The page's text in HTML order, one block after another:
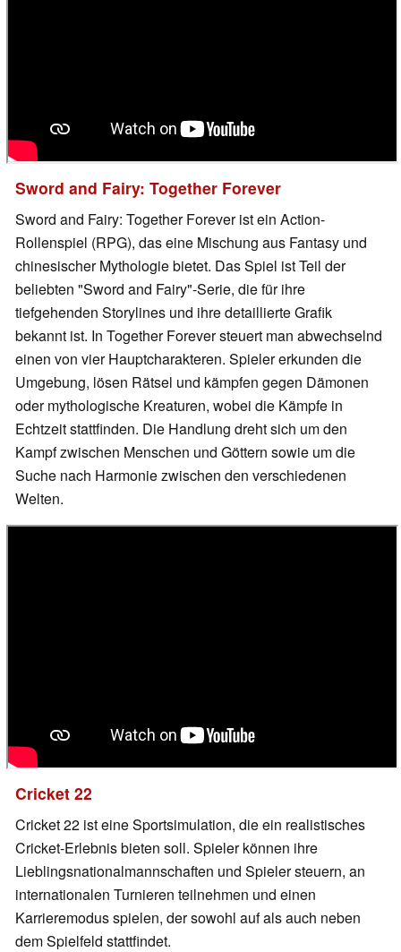
Sword and Fairy: Together Forever
Sword and Fairy: Together Forever ist ein Action-
Rollenspiel (RPG), das eine Mischung aus Fantasy und
chinesischer Mythologie bietet. Das Spiel ist Teil der
beliebten "Sword and Fairy"-Serie, die für ihre
tiefgehenden Storylines und ihre detaillierte Grafik
bekannt ist. In Together Forever steuert man abwechselnd
einen von vier Hauptcharakteren. Spieler erkunden die
Umgebung, lösen Rätsel und kämpfen gegen Dämonen
oder mythologische Kreaturen, wobei die Kämpfe in
Echtzeit stattfinden. Die Handlung dreht sich um den
Kampf zwischen Menschen und Göttern sowie um die
Suche nach Harmonie zwischen den verschiedenen
Welten.
Cricket 22
Cricket 22 ist eine Sportsimulation, die ein realistisches
Cricket-Erlebnis bieten soll. Spieler können ihre
Lieblingsnationalmannschaften und Spieler steuern, an
internationalen Turnieren teilnehmen und einen
Karrieremodus spielen, der sowohl auf als auch neben
dem Spielfeld stattfindet.